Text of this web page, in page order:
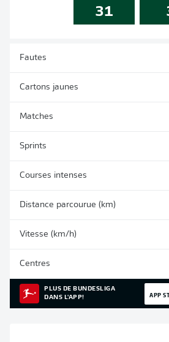
31
Fautes
Cartons jaunes
Matches
Sprints
Courses intenses
Distance parcourue (km)
Vitesse (km/h)
Centres
PLUS DE BUNDESLIGA
DANS L'APP!
APP